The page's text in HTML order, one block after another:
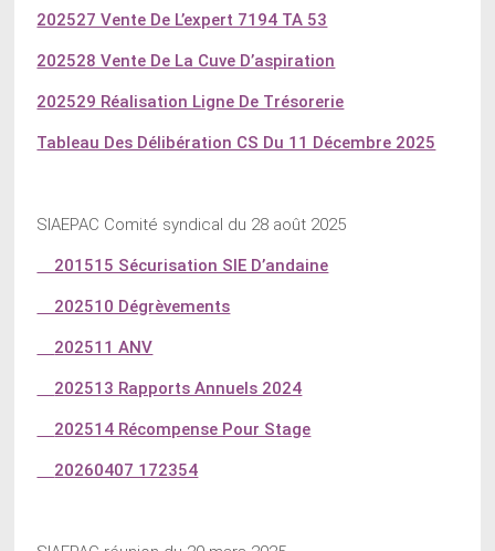
202527 Vente De L’expert 7194 TA 53
202528 Vente De La Cuve D’aspiration
202529 Réalisation Ligne De Trésorerie
Tableau Des Délibération CS Du 11 Décembre 2025
SIAEPAC Comité syndical du 28 août 2025
201515 Sécurisation SIE D’andaine
202510 Dégrèvements
202511 ANV
202513 Rapports Annuels 2024
202514 Récompense Pour Stage
20260407 172354